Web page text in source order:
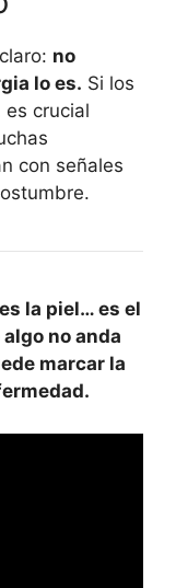
no
lo es. Si los
es crucial
con señales
la piel… es el
no anda
marcar la